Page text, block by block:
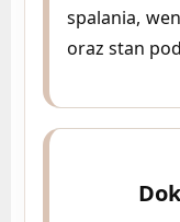
spalania,
oraz stan